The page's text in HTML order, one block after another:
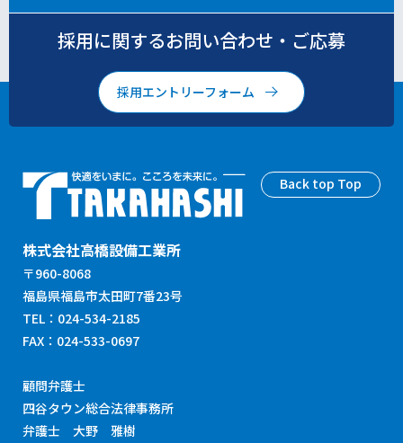
採用に関するお問い合わせ・ご応募
採用エントリーフォーム
株式会社高橋設備工業所
〒960-8068
福島県福島市太田町7番23号
TEL：024-534-2185
FAX：024-533-0697
顧問弁護士
四谷タウン総合法律事務所
弁護士 大野 雅樹
Back top Top